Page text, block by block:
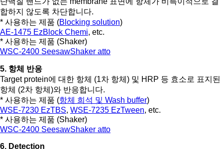
합하지 않도록 차단합니다.
* 사용하는 제품 (Blocking solution)
AE-1475 EzBlock Chemi, etc.
* 사용하는 제품 (Shaker)
WSC-2400 SeesawShaker atto
5. 항체 반응
Target protein에 대한 항체 (1차 항체) 및 HRP 등 효소로 표지된
항체 (2차 항체)와 반응합니다.
* 사용하는 제품 (항체 희석 및 Wash buffer)
WSE-7230 EzTBS, WSE-7235 EzTween, etc.
* 사용하는 제품 (Shaker)
WSC-2400 SeesawShaker atto
6. Detection